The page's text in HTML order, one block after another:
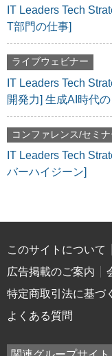
IT Leaders Tech
T部門の仕事]
ライブウェビナー
IT Leaders Tech
開発力] 生成AI時代
コンファレンス/セミナ
IT Leaders Tech
バーハイジーン]
このサイトについて
広告掲載のご案内
特定商取引法に基づ
よくある質問